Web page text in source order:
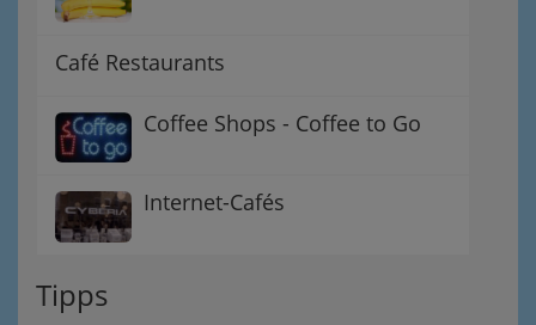
Café Restaurants
Coffee Shops - Coffee to Go
Internet-Cafés
Tipps